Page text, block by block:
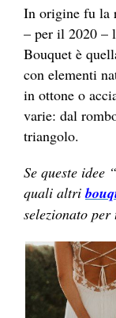
In origine fu la
– per il 2020 –
Bouquet è
con elementi
in ottone o
varie: dal
triangolo.
Se queste idee
quali altri
selezionato per